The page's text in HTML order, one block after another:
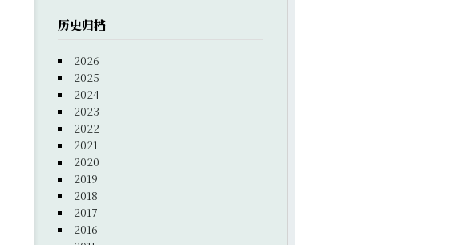
历史归档
2026
2025
2024
2023
2022
2021
2020
2019
2018
2017
2016